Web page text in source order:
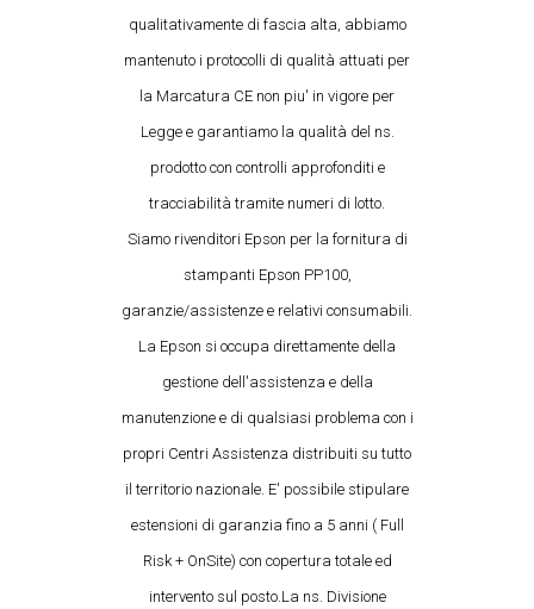
qualitativamente di fascia alta, abbiamo
mantenuto i protocolli di qualità attuati per
la Marcatura CE non piu' in vigore per
Legge e garantiamo la qualità del ns.
prodotto con controlli approfonditi e
tracciabilità tramite numeri di lotto.
Siamo rivenditori Epson per la fornitura di
stampanti Epson PP100,
garanzie/assistenze e relativi consumabili.
La Epson si occupa direttamente della
gestione dell'assistenza e della
manutenzione e di qualsiasi problema con i
propri Centri Assistenza distribuiti su tutto
il territorio nazionale. E' possibile stipulare
estensioni di garanzia fino a 5 anni ( Full
Risk + OnSite) con copertura totale ed
intervento sul posto.La ns. Divisione